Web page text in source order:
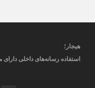
هیجار ؛
استفاده رسانه‌های داخلی دارای